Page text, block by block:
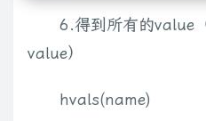
6.得到所有的value
value）
hvals(name)